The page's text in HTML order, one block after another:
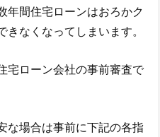
年間住宅ローンはおろかク
なくなってしまいます。
宅ローン会社の事前審査で
な場合は事前に下記の各指